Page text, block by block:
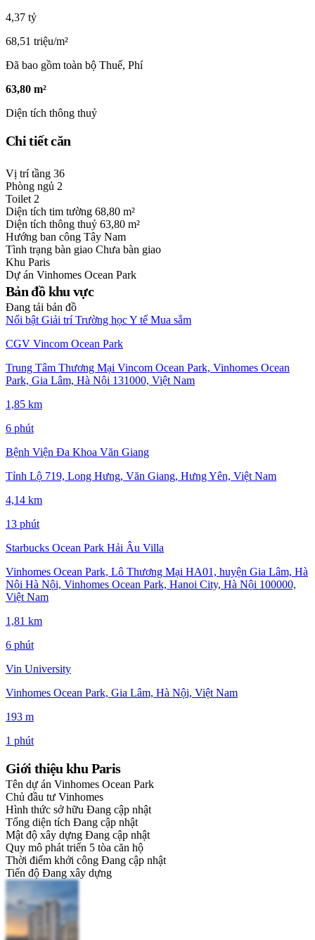
4,37 tỷ
68,51 triệu/m²
Đã bao gồm toàn bộ Thuế, Phí
63,80 m²
Diện tích thông thuỷ
Chi tiết căn
Vị trí tầng 36
Phòng ngủ 2
Toilet 2
Diện tích tim tường 68,80 m²
Diện tích thông thuỷ 63,80 m²
Hướng ban công Tây Nam
Tình trạng bàn giao Chưa bàn giao
Khu Paris
Dự án Vinhomes Ocean Park
Bản đồ khu vực
Đang tải bản đồ
Nổi bật Giải trí Trường họcY tế Mua sắm
CGV Vincom Ocean Park
Trung Tâm Thương Mại Vincom Ocean Park, Vinhomes Ocean
Park, Gia Lâm, Hà Nội 131000, Việt Nam
1,85 km
6 phút
Bệnh Viện Đa Khoa Văn Giang
Tỉnh Lộ 719, Long Hưng, Văn Giang, Hưng Yên, Việt Nam
4,14 km
13 phút
Starbucks Ocean Park Hải Âu Villa
Vinhomes Ocean Park, Lô Thương Mại HA01, huyện Gia Lâm, Hà
Nội Hà Nội, Vinhomes Ocean Park, Hanoi City, Hà Nội 100000,
Việt Nam
1,81 km
6 phút
Vin University
Vinhomes Ocean Park, Gia Lâm, Hà Nội, Việt Nam
193 m
1 phút
Giới thiệu khu Paris
Tên dự án Vinhomes Ocean Park
Chủ đầu tư Vinhomes
Hình thức sở hữu Đang cập nhật
Tổng diện tích Đang cập nhật
Mật độ xây dựng Đang cập nhật
Quy mô phát triển 5 tòa căn hộ
Thời điểm khởi công Đang cập nhật
Tiến độ Đang xây dựng